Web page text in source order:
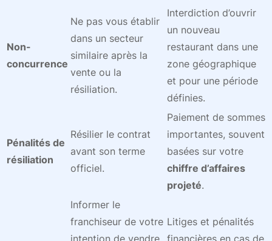
Non-
concurrence
Ne pas vous établir
dans un secteur
similaire après la
vente ou la
résiliation.
Interdiction d’ouvrir
un nouveau
restaurant dans une
zone géographique
et pour une période
définies.
Pénalités de
résiliation
Résilier le contrat
avant son terme
officiel.
Paiement de sommes
importantes, souvent
basées sur votre
chiffre d’affaires
projeté.
Informer le
franchiseur de votre
intention de vendre
Litiges et pénalités
financières en cas de